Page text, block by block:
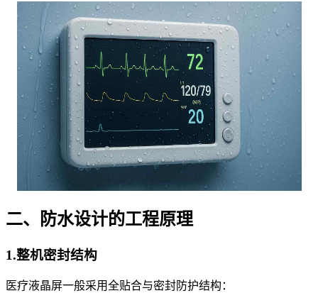
二、防水设计的工程原理
1.整机密封结构
医疗液晶屏一般采用全贴合与密封防护结构：